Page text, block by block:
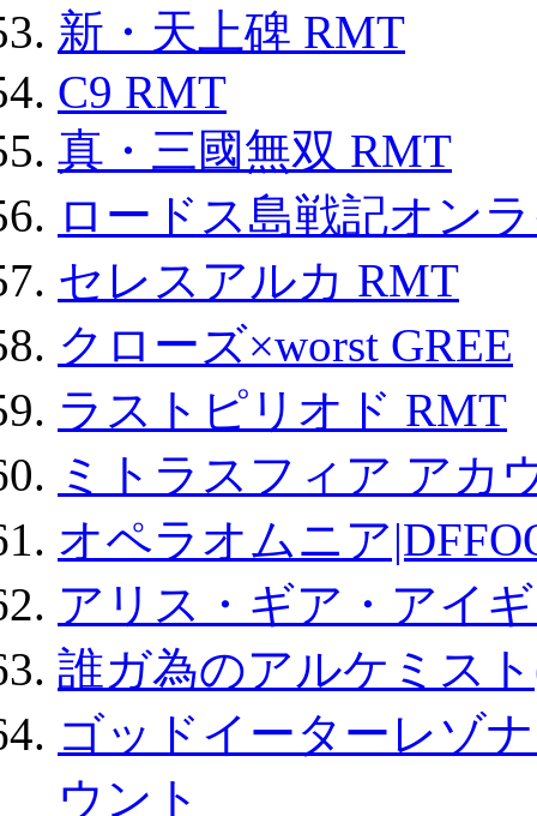
新・天上碑 RMT
C9 RMT
真・三國無双 RMT
ロードス島戦記オン
セレスアルカ RMT
クローズ×worst GREE
ラストピリオド RMT
ミトラスフィア アカ
オペラオムニア
アリス・ギア・アイ
誰ガ為のアルケミス
ゴッドイーターレゾ
ウント